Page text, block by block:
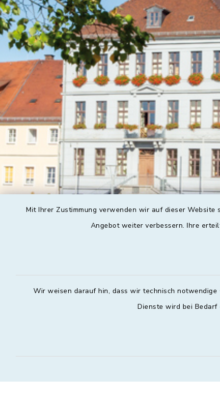
Mit Ihrer Zustimmung verwenden wir auf dieser
Angebot weiter verbessern. Ihre
Wir weisen darauf hin, dass wir technisch
Dienste wird bei